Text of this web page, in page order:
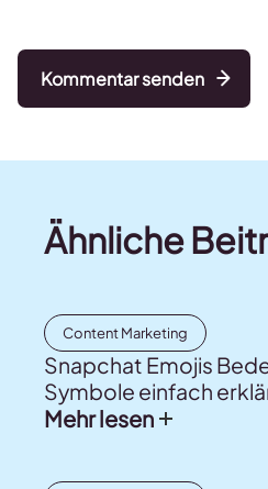
Kommentar senden
Ähnliche
Content Marketing
Snapchat Emojis
Symbole einfach
Mehr lesen